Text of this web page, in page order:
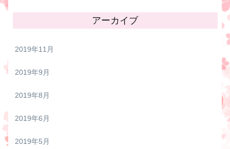
アーカイブ
2019年11月
2019年9月
2019年8月
2019年6月
2019年5月